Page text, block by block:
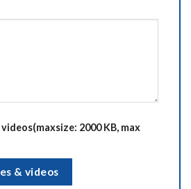
2000 KB, max
& videos